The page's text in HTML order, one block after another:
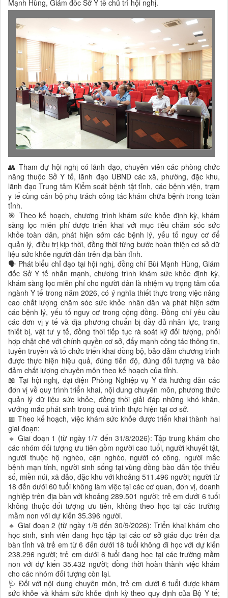
Mạnh Hùng, Giám đốc Sở Y tế chủ trì hội nghị.
👥 Tham dự hội nghị có lãnh đạo, chuyên viên các phòng chức
năng thuộc Sở Y tế, lãnh đạo UBND các xã, phường, đặc khu,
lãnh đạo Trung tâm Kiểm soát bệnh tật tỉnh, các bệnh viện, trạm
y tế cùng cán bộ phụ trách công tác khám chữa bệnh trong toàn
tỉnh.
🎯 Theo kế hoạch, chương trình khám sức khỏe định kỳ, khám
sàng lọc miễn phí được triển khai với mục tiêu chăm sóc sức
khỏe toàn dân, phát hiện sớm các bệnh lý, yếu tố nguy cơ để
quản lý, điều trị kịp thời, đồng thời từng bước hoàn thiện cơ sở dữ
liệu sức khỏe người dân trên địa bàn tỉnh.
🗣️ Phát biểu chỉ đạo tại hội nghị, đồng chí Bùi Mạnh Hùng, Giám
đốc Sở Y tế nhấn mạnh, chương trình khám sức khỏe định kỳ,
khám sàng lọc miễn phí cho người dân là nhiệm vụ trọng tâm của
ngành Y tế trong năm 2026, có ý nghĩa thiết thực trong việc nâng
cao chất lượng chăm sóc sức khỏe nhân dân và phát hiện sớm
các bệnh lý, yếu tố nguy cơ trong cộng đồng. Đồng chí yêu cầu
các đơn vị y tế và địa phương chuẩn bị đầy đủ nhân lực, trang
thiết bị, vật tư y tế, đồng thời tiếp tục rà soát kỹ đối tượng, phối
hợp chặt chẽ với chính quyền cơ sở, đẩy mạnh công tác thông tin,
tuyên truyền và tổ chức triển khai đồng bộ, bảo đảm chương trình
được thực hiện hiệu quả, đúng tiến độ, đúng đối tượng và bảo
đảm chất lượng chuyên môn theo kế hoạch của tỉnh.
📖 Tại hội nghị, đại diện Phòng Nghiệp vụ Y đã hướng dẫn các
đơn vị về quy trình triển khai, nội dung chuyên môn, phương thức
quản lý dữ liệu sức khỏe, đồng thời giải đáp những khó khăn,
vướng mắc phát sinh trong quá trình thực hiện tại cơ sở.
📅 Theo kế hoạch, việc khám sức khỏe được triển khai thành hai
giai đoạn:
🔹 Giai đoạn 1 (từ ngày 1/7 đến 31/8/2026): Tập trung khám cho
các nhóm đối tượng ưu tiên gồm người cao tuổi, người khuyết tật,
người thuộc hộ nghèo, cận nghèo, người có công, người mắc
bệnh mạn tính, người sinh sống tại vùng đồng bào dân tộc thiểu
số, miền núi, xã đảo, đặc khu với khoảng 511.496 người; người từ
18 đến dưới 60 tuổi không làm việc tại các cơ quan, đơn vị, doanh
nghiệp trên địa bàn với khoảng 289.501 người; trẻ em dưới 6 tuổi
không thuộc đối tượng ưu tiên, không theo học tại các trường
mầm non với dự kiến 35.396 người.
🔹 Giai đoạn 2 (từ ngày 1/9 đến 30/9/2026): Triển khai khám cho
học sinh, sinh viên đang học tập tại các cơ sở giáo dục trên địa
bàn tỉnh và trẻ em từ 6 đến dưới 18 tuổi không đi học với dự kiến
238.296 người; trẻ em dưới 6 tuổi đang học tại các trường mầm
non với dự kiến 35.432 người; đồng thời hoàn thành việc khám
cho các nhóm đối tượng còn lại.
🩺 Đối với nội dung chuyên môn, trẻ em dưới 6 tuổi được khám
sức khỏe và khám sức khỏe định kỳ theo quy định của Bộ Y tế;